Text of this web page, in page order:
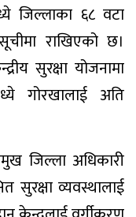
जिल्लाका ६८ वटा
राखिएको छ।
सुरक्षा योजनामा
गोरखालाई अति
जिल्ला अधिकारी
सुरक्षा व्यवस्थालाई